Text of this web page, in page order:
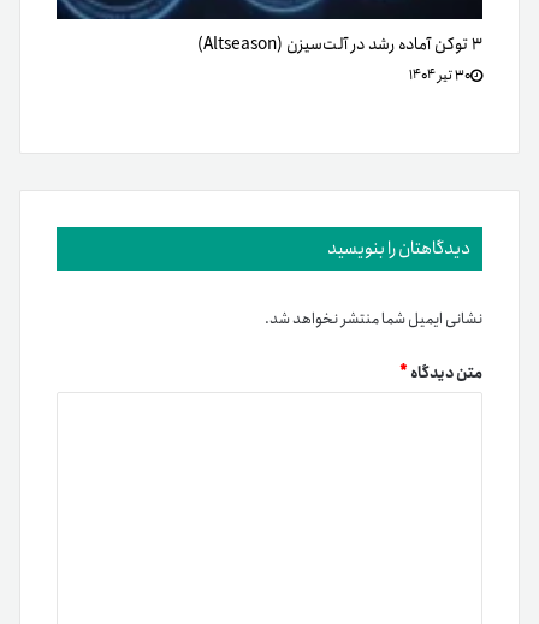
۳ توکن آماده رشد در آلت‌سیزن (Altseason)
۳۰ تیر ۱۴۰۴
دیدگاهتان را بنویسید
نشانی ایمیل شما منتشر نخواهد شد.
متن دیدگاه*